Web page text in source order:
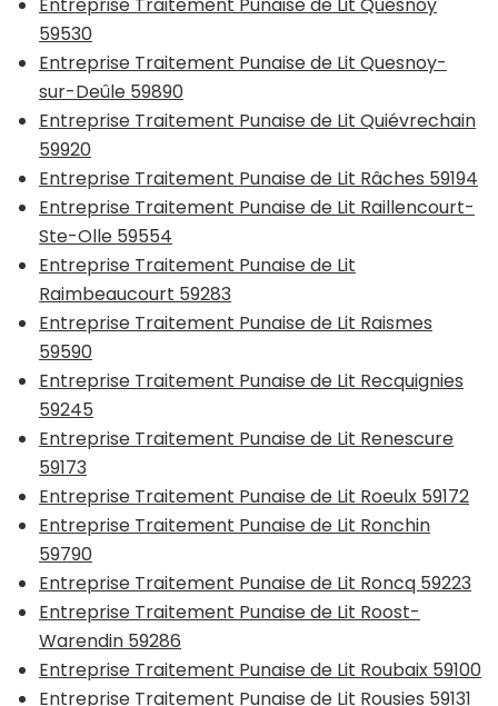
59530
Entreprise Traitement Punaise de Lit Quesnoy-
sur-Deûle 59890
Entreprise Traitement Punaise de Lit Quiévrechain
59920
Entreprise Traitement Punaise de Lit Râches 59194
Entreprise Traitement Punaise de Lit Raillencourt-
Ste-Olle 59554
Entreprise Traitement Punaise de Lit
Raimbeaucourt 59283
Entreprise Traitement Punaise de Lit Raismes
59590
Entreprise Traitement Punaise de Lit Recquignies
59245
Entreprise Traitement Punaise de Lit Renescure
59173
Entreprise Traitement Punaise de Lit Roeulx 59172
Entreprise Traitement Punaise de Lit Ronchin
59790
Entreprise Traitement Punaise de Lit Roncq 59223
Entreprise Traitement Punaise de Lit Roost-
Warendin 59286
Entreprise Traitement Punaise de Lit Roubaix 59100
Entreprise Traitement Punaise de Lit Rousies 59131